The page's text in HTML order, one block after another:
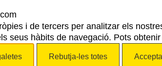
i de tercers per analitzar els
seus hàbits de navegació. Pots
Rebutja-les totes